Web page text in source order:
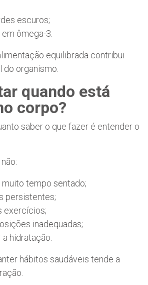
escuros;
ômega-3.
equilibrada contribui
do organismo.
quando está
corpo?
saber o que fazer é entender o
tempo sentado;
persistentes;
exercícios;
inadequadas;
hidratação.
hábitos saudáveis tende a